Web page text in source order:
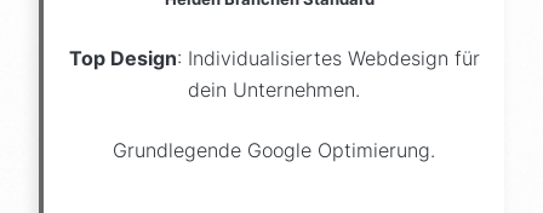
Top Design: Individualisiertes Webdesign für
dein Unternehmen.
Grundlegende Google Optimierung.